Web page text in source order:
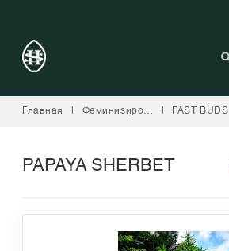
Главная Феминизированные FAST BUDS
PAPAYA SHERBET